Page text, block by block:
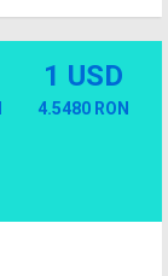
1 USD
4.5480 RON